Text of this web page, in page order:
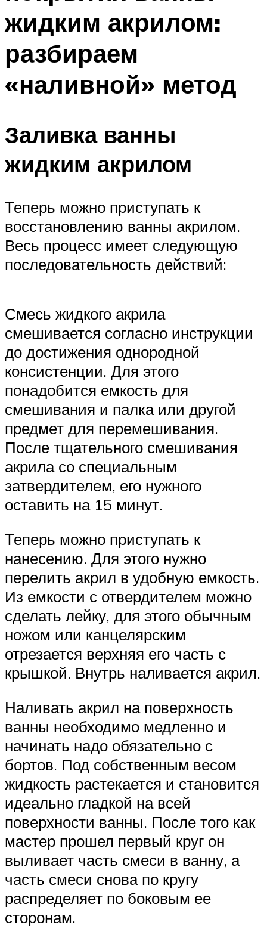
жидким акрилом:
разбираем
«наливной» метод
Заливка ванны
жидким акрилом
Теперь можно приступать к
восстановлению ванны акрилом.
Весь процесс имеет следующую
последовательность действий:
Смесь жидкого акрила
смешивается согласно инструкции
до достижения однородной
консистенции. Для этого
понадобится емкость для
смешивания и палка или другой
предмет для перемешивания.
После тщательного смешивания
акрила со специальным
затвердителем, его нужного
оставить на 15 минут.
Теперь можно приступать к
нанесению. Для этого нужно
перелить акрил в удобную емкость.
Из емкости с отвердителем можно
сделать лейку, для этого обычным
ножом или канцелярским
отрезается верхняя его часть с
крышкой. Внутрь наливается акрил.
Наливать акрил на поверхность
ванны необходимо медленно и
начинать надо обязательно с
бортов. Под собственным весом
жидкость растекается и становится
идеально гладкой на всей
поверхности ванны. После того как
мастер прошел первый круг он
выливает часть смеси в ванну, а
часть смеси снова по кругу
распределяет по боковым ее
сторонам.